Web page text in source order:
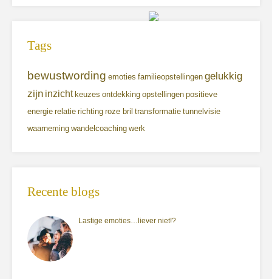
Tags
bewustwording emoties familieopstellingen gelukkig
zijn inzicht keuzes ontdekking opstellingen positieve
energie relatie richting roze bril transformatie tunnelvisie
waarneming wandelcoaching werk
Recente blogs
Lastige emoties…liever niet!?